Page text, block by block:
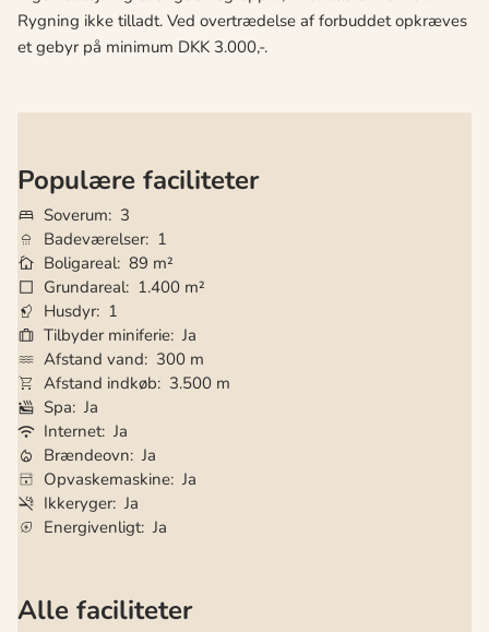
Rygning ikke tilladt. Ved overtrædelse af forbuddet opkræves
et gebyr på minimum DKK 3.000,-.
Populære faciliteter
Soverum
3
Badeværelser 1
Boligareal 89 m²
Grundareal 1.400 m²
Husdyr 1
Tilbyder miniferie Ja
Afstand vand
300 m
Afstand indkøb
3.500 m
Spa Ja
Internet Ja
Brændeovn Ja
Opvaskemaskine Ja
Ikkeryger Ja
Energivenligt Ja
Alle faciliteter